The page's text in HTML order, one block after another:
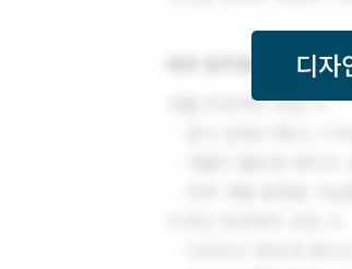
디자